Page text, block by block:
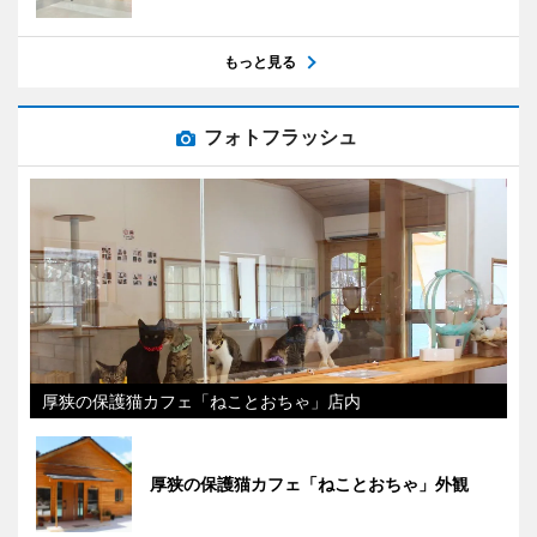
もっと見る
フォトフラッシュ
厚狭の保護猫カフェ「ねことおちゃ」店内
厚狭の保護猫カフェ「ねことおちゃ」外観